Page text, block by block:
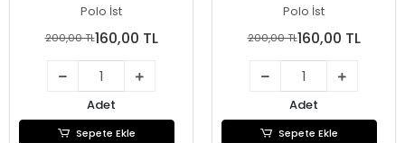
Polo İst
200,00 TL160,00 TL
Adet
Sepete Ekle
Polo İst
200,00 TL160,00 TL
Adet
Sepete Ekle